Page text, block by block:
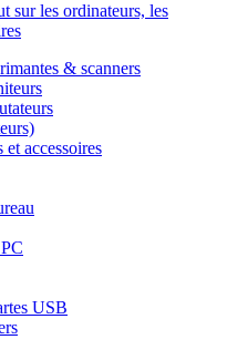
sur les ordinateurs, les
& scanners
et accessoires
USB